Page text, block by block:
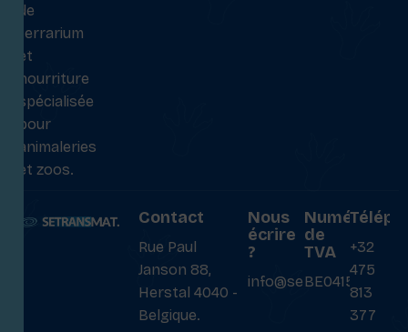
de
terrarium
et
nourriture
spécialisée
pour
animaleries
et zoos.
Contact
Rue Paul
Janson 88,
Herstal 4040 -
Belgique.
Nous
écrire
?
info@setransmat.com
Numéro
de
TVA
BE0415027069
+32
475
813
377